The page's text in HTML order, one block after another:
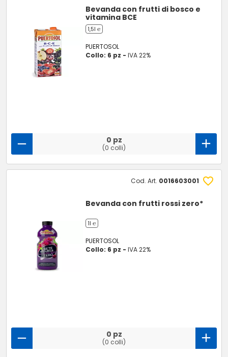
Bevanda con frutti di bosco e
vitamina BCE
1,5l ℮
PUERTOSOL
Collo: 6 pz -IVA 22%
0 pz
(0 colli)
Cod. Art. 0016603001
Bevanda con frutti rossi zero*
1l ℮
PUERTOSOL
Collo: 6 pz -IVA 22%
0 pz
(0 colli)